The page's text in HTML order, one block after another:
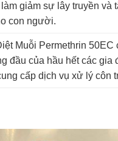
giảm sự lây truyền và
con người.
Muỗi Permethrin 50EC
đầu của hầu hết các gia
cấp dịch vụ xử lý côn